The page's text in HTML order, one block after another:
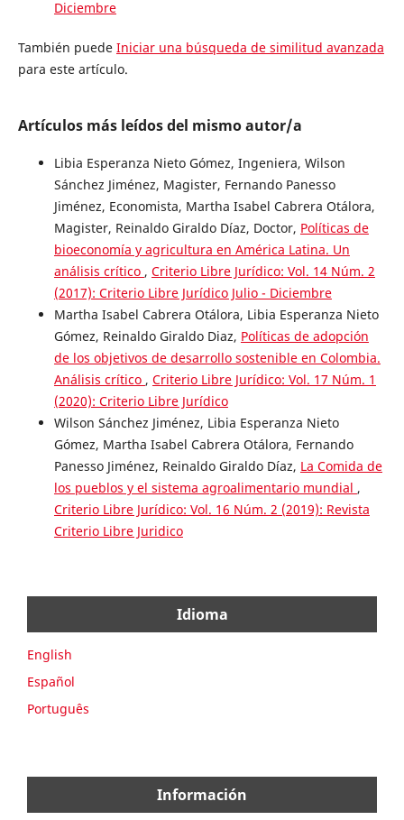
Diciembre
También puede Iniciar una búsqueda de similitud avanzada
para este artículo.
Artículos más leídos del mismo autor/a
Libia Esperanza Nieto Gómez, Ingeniera, Wilson
Sánchez Jiménez, Magister, Fernando Panesso
Jiménez, Economista, Martha Isabel Cabrera Otálora,
Magister, Reinaldo Giraldo Díaz, Doctor, Políticas de
bioeconomía y agricultura en América Latina. Un
análisis crítico , Criterio Libre Jurídico: Vol. 14 Núm. 2
(2017): Criterio Libre Jurídico Julio - Diciembre
Martha Isabel Cabrera Otálora, Libia Esperanza Nieto
Gómez, Reinaldo Giraldo Diaz, Políticas de adopción
de los objetivos de desarrollo sostenible en Colombia.
Análisis crítico , Criterio Libre Jurídico: Vol. 17 Núm. 1
(2020): Criterio Libre Jurídico
Wilson Sánchez Jiménez, Libia Esperanza Nieto
Gómez, Martha Isabel Cabrera Otálora, Fernando
Panesso Jiménez, Reinaldo Giraldo Díaz, La Comida de
los pueblos y el sistema agroalimentario mundial ,
Criterio Libre Jurídico: Vol. 16 Núm. 2 (2019): Revista
Criterio Libre Juridico
Idioma
English
Español
Português
Información